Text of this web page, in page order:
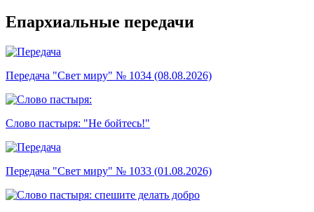
Епархиальные передачи
Передача "Свет миру" № 1034 (08.08.2026)
Слово пастыря: "Не бойтесь!"
Передача "Свет миру" № 1033 (01.08.2026)